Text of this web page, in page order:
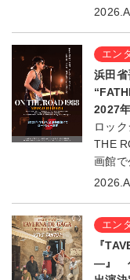
エン
浜田
2027
ロッ
THE
画館で
エン
『
―』 ベ